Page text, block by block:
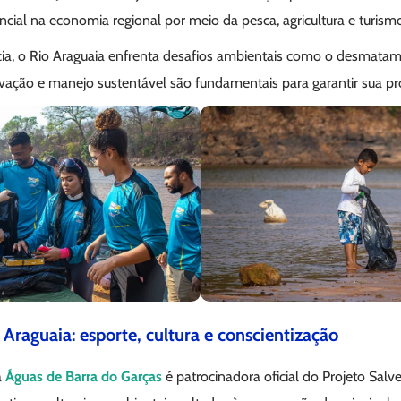
na economia regional por meio da pesca, agricultura e
o Rio Araguaia enfrenta desafios ambientais como o
e manejo sustentável são fundamentais para garantir sua
esporte, cultura e conscientização
Águas de Barra do Garças é patrocinadora oficial do Projeto